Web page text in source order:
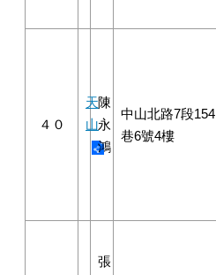
４０
天
山
陳
永
鴻
中山北路7段154
巷6號4樓
張